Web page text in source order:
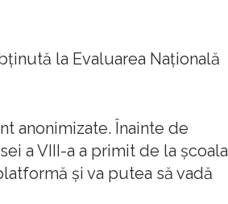
la Evaluarea Naţională
anonimizate. Înainte de
a VIII-a a primit de la şcoala
şi va putea să vadă